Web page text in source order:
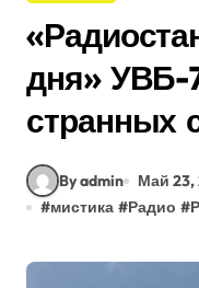
дня» УВБ-
странных
By admin Май 23,
#мистика #Радио #